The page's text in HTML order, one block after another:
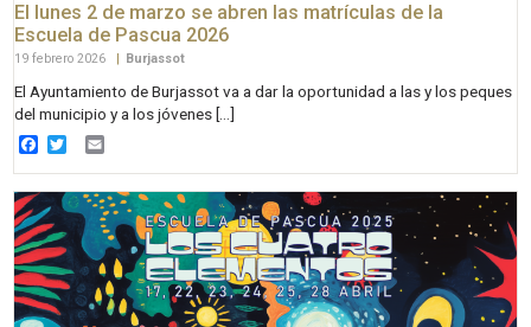
El lunes 2 de marzo se abren las matrículas de la
Escuela de Pascua 2026
19 febrero 2026 Burjassot
El Ayuntamiento de Burjassot va a dar la oportunidad a las y los peques
del municipio y a los jóvenes […]
Facebook
Twitter